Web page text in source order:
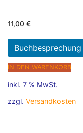
11,00 €
Buchbesprechung
IN DEN WARENKORB
inkl. 7 % MwSt.
zzgl. Versandkosten